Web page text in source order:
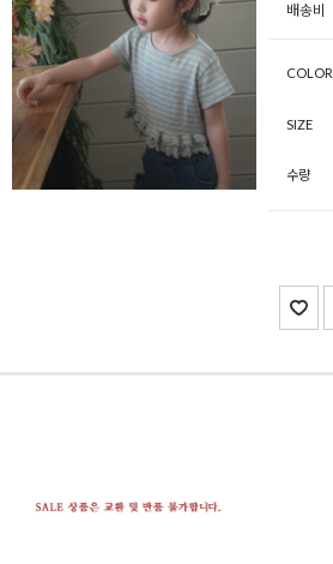
배송비
COLOR
SIZE
수량